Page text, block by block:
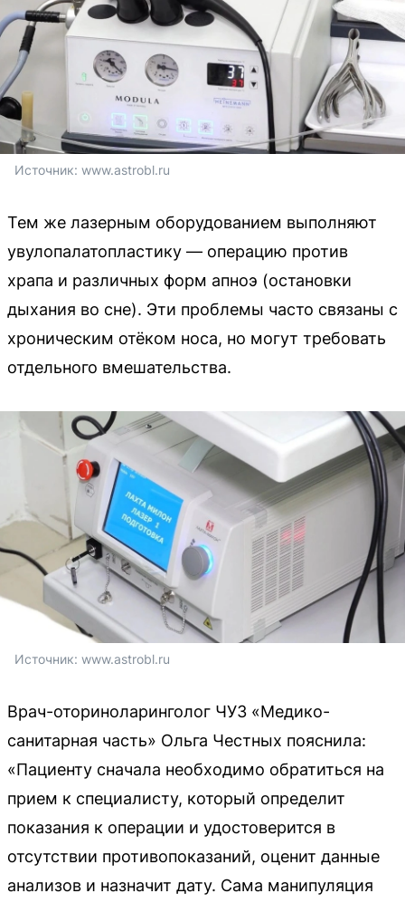
Источник: www.astrobl.ru
Тем же лазерным оборудованием выполняют
увулопалатопластику — операцию против
храпа и различных форм апноэ (остановки
дыхания во сне). Эти проблемы часто связаны с
хроническим отёком носа, но могут требовать
отдельного вмешательства.
Источник: www.astrobl.ru
Врач-оториноларинголог ЧУЗ «Медико-
санитарная часть» Ольга Честных пояснила:
«Пациенту сначала необходимо обратиться на
прием к специалисту, который определит
показания к операции и удостоверится в
отсутствии противопоказаний, оценит данные
анализов и назначит дату. Сама манипуляция